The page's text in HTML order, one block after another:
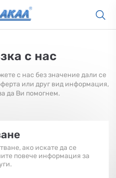
с нас
с нас без значение дали се
или друг вид информация,
да Ви помогнем.
ако искате да се
повече информация за